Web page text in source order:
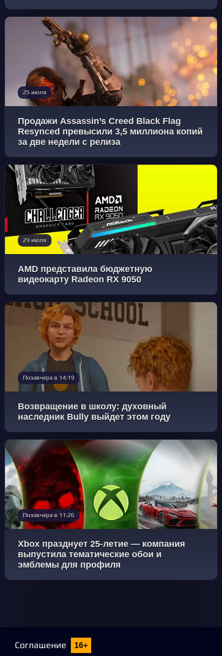
25 июля
Продажи Assassin’s Creed Black Flag
Resynced превысили 3,5 миллиона копий
за две недели с релиза
29 июля
AMD представила бюджетную
видеокарту Radeon RX 9050
Позавчера в 14:19
Возвращение в школу: духовный
наследник Bully выйдет этом году
Позавчера в 11:26
Xbox празднует 25-летие — компания
выпустила тематические обои и
эмблемы для профиля
Соглашение 16+